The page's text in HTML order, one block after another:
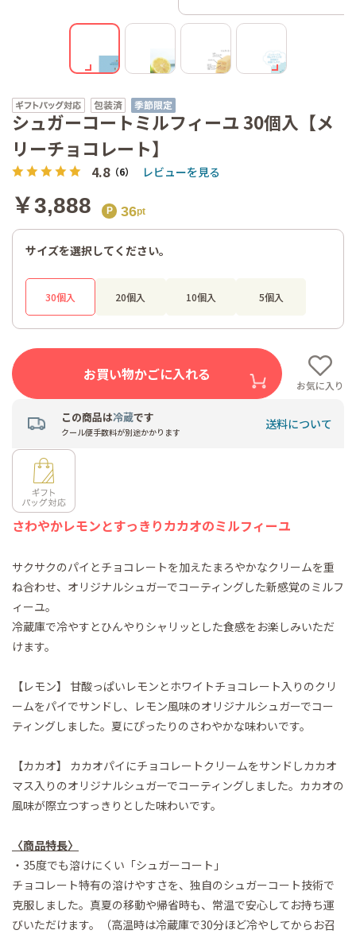
シュガーコートミルフィーユ 30個入【メ
リーチョコレート】
4.8（6） レビューを見る
￥3,888 36
サイズを選択してください。
30個入 20個入 10個入 5個入
お買い物かごに入れる
お気に入り
この商品は冷蔵です
クール便手数料が別途かかります
送料について
さわやかレモンとすっきりカカオのミルフィーユ
サクサクのパイとチョコレートを加えたまろやかなクリームを重
ね合わせ、オリジナルシュガーでコーティングした新感覚のミルフ
ィーユ。
冷蔵庫で冷やすとひんやりシャリッとした食感をお楽しみいただ
けます。
【レモン】 甘酸っぱいレモンとホワイトチョコレート入りのクリ
ームをパイでサンドし、レモン風味のオリジナルシュガーでコー
ティングしました。夏にぴったりのさわやかな味わいです。
【カカオ】 カカオパイにチョコレートクリームをサンドしカカオ
マス入りのオリジナルシュガーでコーティングしました。カカオの
風味が際立つすっきりとした味わいです。
〈商品特長〉
・35度でも溶けにくい「シュガーコート」
チョコレート特有の溶けやすさを、独自のシュガーコート技術で
克服しました。真夏の移動や帰省時も、常温で安心してお持ち運
びいただけます。（高温時は冷蔵庫で30分ほど冷やしてからお召